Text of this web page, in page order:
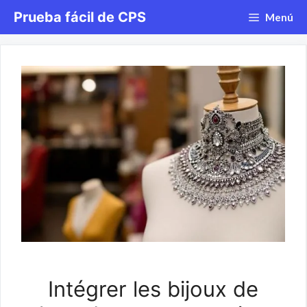
Saltar
al
Prueba fácil de CPS Menú
Intégrer les bijoux de